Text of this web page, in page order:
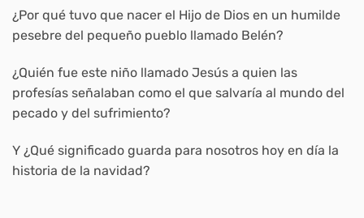
¿Por qué tuvo que nacer el Hijo de Dios en un humilde
pesebre del pequeño pueblo llamado Belén?
¿Quién fue este niño llamado Jesús a quien las
profesías señalaban como el que salvaría al mundo del
pecado y del sufrimiento?
Y ¿Qué significado guarda para nosotros hoy en día la
historia de la navidad?